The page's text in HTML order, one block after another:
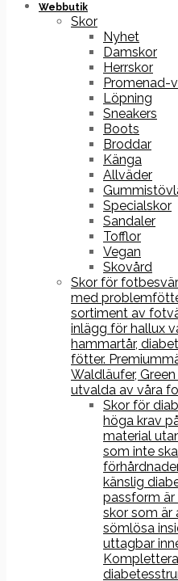
Webbutik
Skor
Nyhet
Damskor
Herrskor
Promenad-
Löpning
Sneakers
Boots
Broddar
Känga
Allväder
Specialskor
Sandaler
Tofflor
Vegan
Skovård
Skor för fotbesvär
med
sortiment av
inlägg för hallux
hammartår,
fötter.
Waldläufer,
utvalda av våra
Skor för
höga krav
material
som inte
känslig
passform är
skor som är
sömlösa
uttagbar